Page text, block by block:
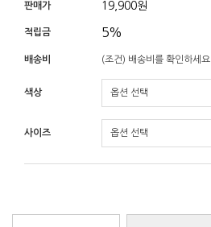
판매가 19,900원
적립금 5%
배송비 (조건) 배송비를 확인하세요
색상
사이즈